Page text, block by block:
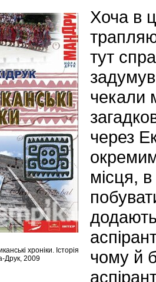
хроніки. Історія
Друк, 2009
Хоча в
тут
чекали
через
місця,
чому й